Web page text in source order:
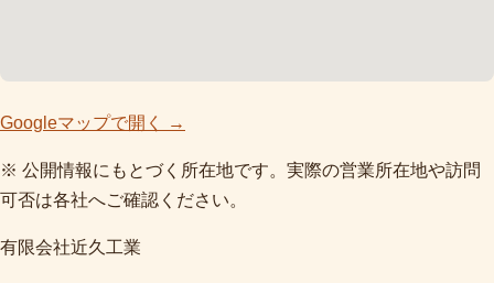
Googleマップで開く →
※ 公開情報にもとづく所在地です。実際の営業所在地や訪問
可否は各社へご確認ください。
有限会社近久工業